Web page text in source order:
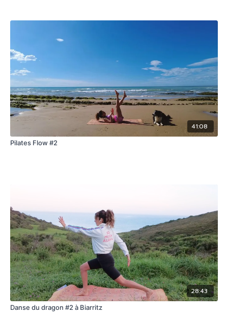
41:08
Pilates Flow #2
28:43
Danse du dragon #2 à Biarritz